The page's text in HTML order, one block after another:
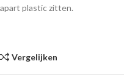
apart plastic zitten.
Vergelijken